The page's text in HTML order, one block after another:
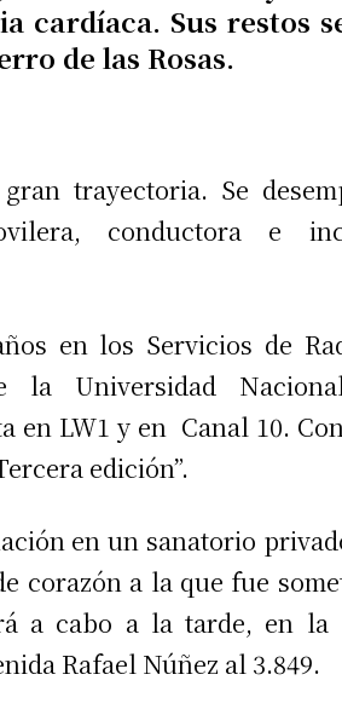
cardíaca. Sus restos
de las Rosas.
trayectoria. Se
conductora e
en los Servicios de
la Universidad
en LW1 y en Canal 10.
edición”.
en un sanatorio
corazón a la que fue
a cabo a la tarde, en la
Rafael Núñez al 3.849.